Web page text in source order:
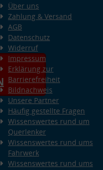
Über uns
Zahlung & Versand
AGB
Datenschutz
Widerruf
Impressum
Erklärung zur
Barrierefreiheit
Bildnachweis
Unsere Partner
Häufig gestellte Fragen
Wissenswertes rund um
Querlenker
Wissenswertes rund ums
Fahrwerk
Wissenswertes rund ums